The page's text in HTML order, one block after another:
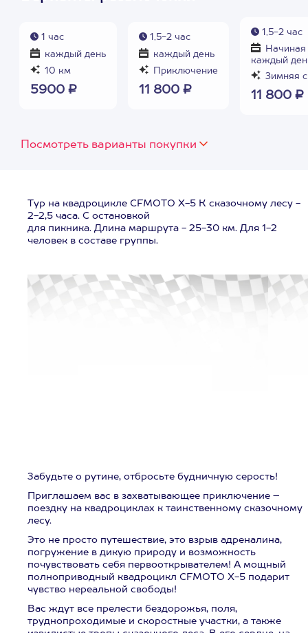
1 час
каждый день
10 км
5900 ₽
1,5-2 час
каждый день
Приключение
11 800 ₽
1,5-2 час
Начиная
каждый
Зимняя
11 800 ₽
Посмотреть варианты покупки
Тур на квадроцикле CFMOTO X-5 К сказочному лесу -
2-2,5 часа. С остановкой
для пикника. Длина маршрута - 25-30 км. Для 1-2
человек в составе группы.
Забудьте о рутине, отбросьте будничную серость!
Приглашаем вас в захватывающее приключение –
поездку на квадроциклах к таинственному сказочному
лесу.
Это не просто путешествие, это взрыв адреналина,
погружение в дикую природу и возможность
почувствовать себя первооткрывателем! А мощный
полноприводный квадроцикл CFMOTO X-5 подарит
чувство нереальной свободы!
Вас ждут все прелести бездорожья, поля,
труднопроходимые и скоростные участки, а также